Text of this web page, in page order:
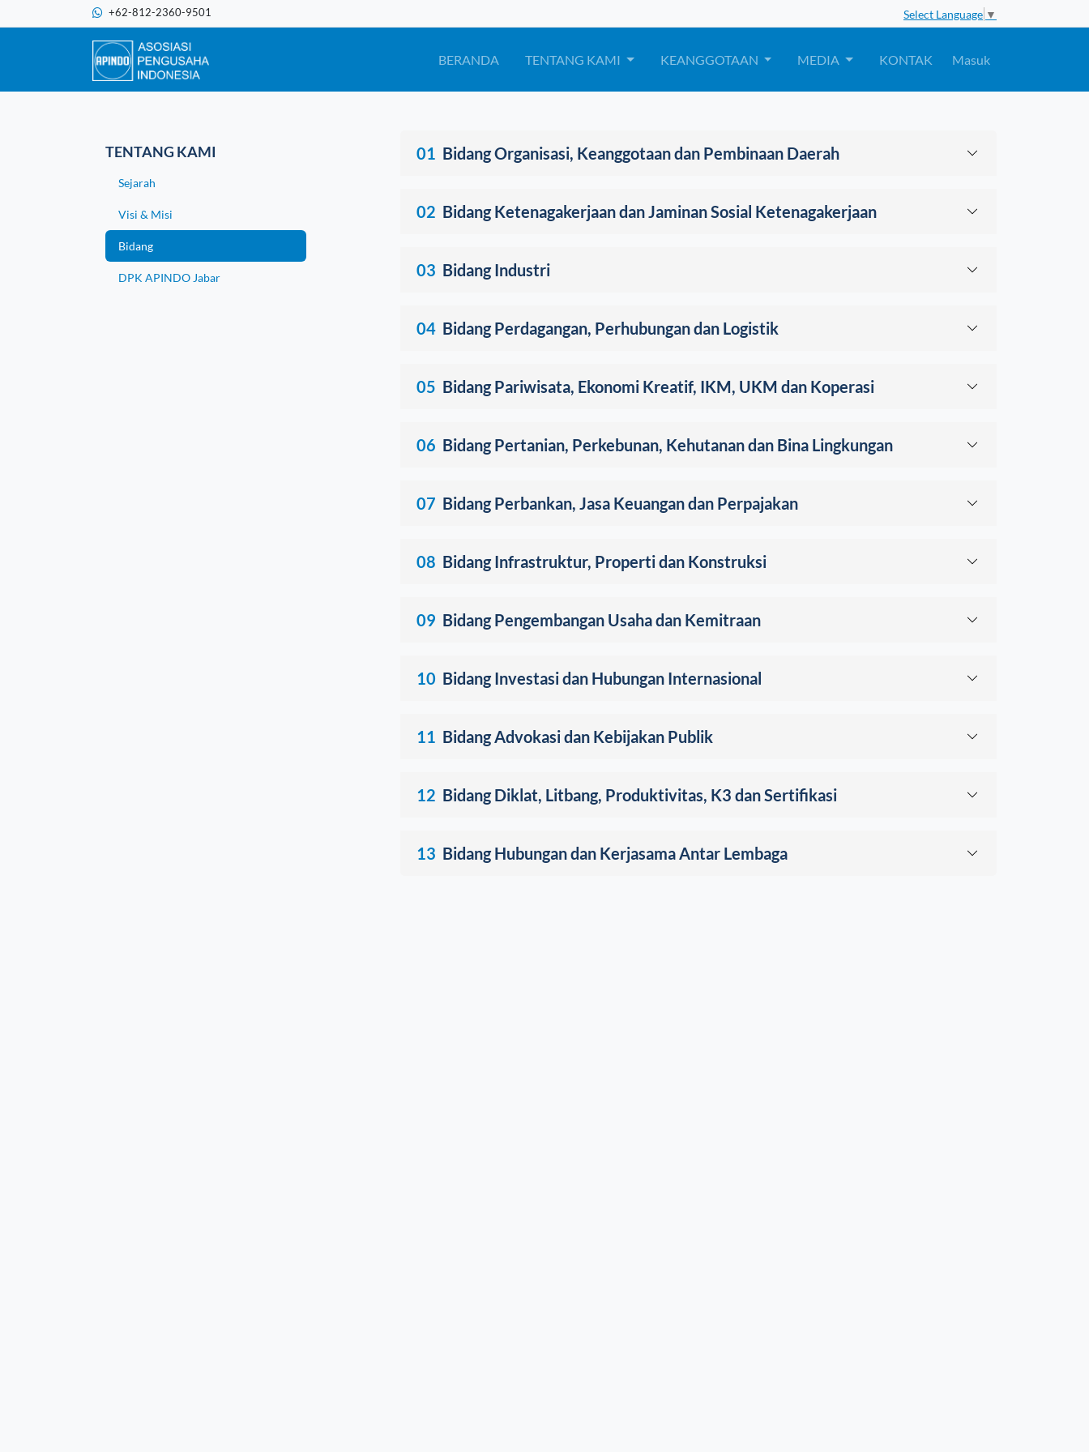
+62-812-2360-9501 Select Language ▼
BERANDA TENTANG KAMI KEANGGOTAAN MEDIA KONTAK Masuk
TENTANG KAMI
Sejarah
Visi & Misi
Bidang
DPK APINDO Jabar
01 Bidang Organisasi, Keanggotaan dan Pembinaan Daerah
02 Bidang Ketenagakerjaan dan Jaminan Sosial Ketenagakerjaan
03 Bidang Industri
04 Bidang Perdagangan, Perhubungan dan Logistik
05 Bidang Pariwisata, Ekonomi Kreatif, IKM, UKM dan Koperasi
06 Bidang Pertanian, Perkebunan, Kehutanan dan Bina Lingkungan
07 Bidang Perbankan, Jasa Keuangan dan Perpajakan
08 Bidang Infrastruktur, Properti dan Konstruksi
09 Bidang Pengembangan Usaha dan Kemitraan
10 Bidang Investasi dan Hubungan Internasional
11 Bidang Advokasi dan Kebijakan Publik
12 Bidang Diklat, Litbang, Produktivitas, K3 dan Sertifikasi
13 Bidang Hubungan dan Kerjasama Antar Lembaga